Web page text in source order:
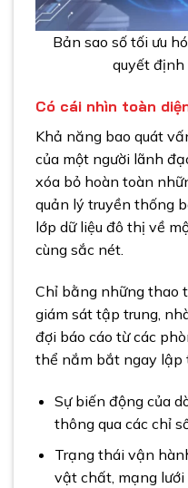
Bản sao số tối ưu
quyết định
Có cái nhìn toàn
Khả năng bao quát
của một người lãnh
xóa bỏ hoàn toàn
quản lý truyền thống
lớp dữ liệu đô thị về
cùng sắc nét.
Chỉ bằng những thao
giám sát tập trung,
đợi báo cáo từ các
thể nắm bắt ngay lập
Sự biến động của
thông qua các chỉ
Trạng thái vận
vật chất, mạng